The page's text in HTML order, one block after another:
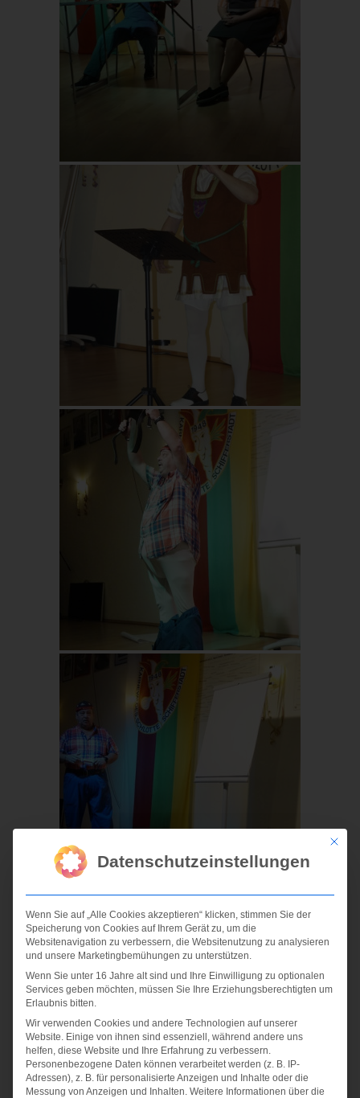
Mit
Datenschutzeinstellungen
Wenn Sie auf „Alle Cookies akzeptieren“ klicken, stimmen Sie der
Speicherung von Cookies auf Ihrem Gerät zu, um die
Websitenavigation zu verbessern, die Websitenutzung zu analysieren
und unsere Marketingbemühungen zu unterstützen.
Wenn Sie unter 16 Jahre alt sind und Ihre Einwilligung zu optionalen
Services geben möchten, müssen Sie Ihre Erziehungsberechtigten um
Erlaubnis bitten.
Wir verwenden Cookies und andere Technologien auf unserer
Website. Einige von ihnen sind essenziell, während andere uns
helfen, diese Website und Ihre Erfahrung zu verbessern.
Personenbezogene Daten können verarbeitet werden (z. B. IP-
Adressen), z. B. für personalisierte Anzeigen und Inhalte oder die
Messung von Anzeigen und Inhalten. Weitere Informationen über die